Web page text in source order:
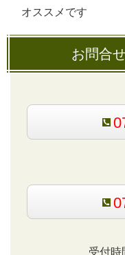
オススメです
お問合
受付時